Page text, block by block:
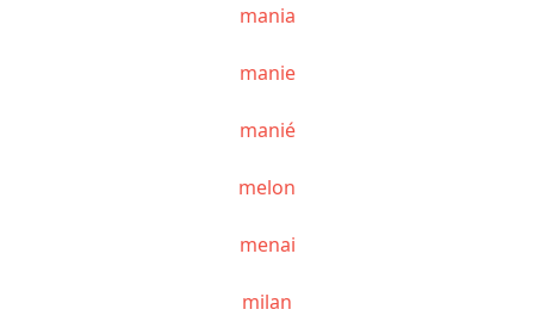
mania
manie
manié
melon
menai
milan